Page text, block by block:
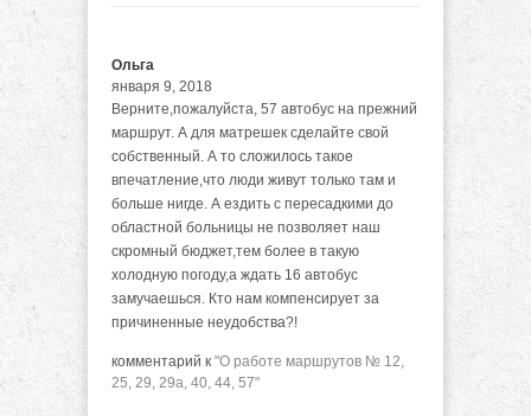
Ольга
января 9, 2018
Верните,пожалуйста, 57 автобус на прежний
маршрут. А для матрешек сделайте свой
собственный. А то сложилось такое
впечатление,что люди живут только там и
больше нигде. А ездить с пересадкими до
областной больницы не позволяет наш
скромный бюджет,тем более в такую
холодную погоду,а ждать 16 автобус
замучаешься. Кто нам компенсирует за
причиненные неудобства?!
комментарий к "О работе маршрутов № 12,
25, 29, 29а, 40, 44, 57"